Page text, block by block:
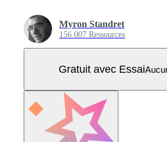
Myron Standret
156 007 Ressources
Gratuit avec Essai